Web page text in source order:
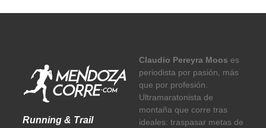
Running & Trail
Claudio Pereyra Moos es
periodista por pasión, más
que por profesión.
Ultramaratonista de
montaña que corre tras
ideales: traspasar metas de